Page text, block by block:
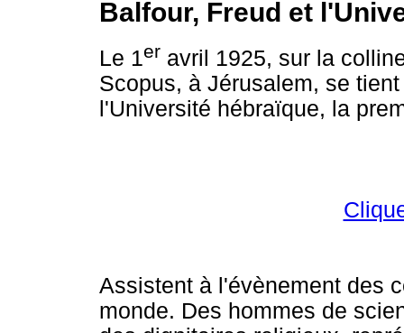
Balfour, Freud et
Le 1er avril 1925, sur la
Scopus, à Jérusalem, se
l'Université hébraïque, la
Assistent à l'évènement des
monde. Des hommes de